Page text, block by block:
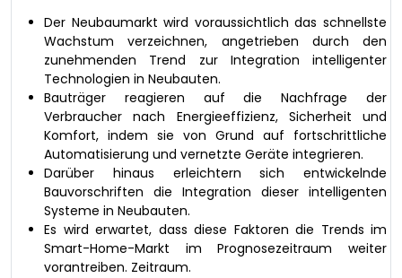
Der Neubaumarkt wird voraussichtlich das schnellste
Wachstum verzeichnen, angetrieben durch den
zunehmenden Trend zur Integration intelligenter
Technologien in Neubauten.
Bauträger reagieren auf die Nachfrage der
Verbraucher nach Energieeffizienz, Sicherheit und
Komfort, indem sie von Grund auf fortschrittliche
Automatisierung und vernetzte Geräte integrieren.
Darüber hinaus erleichtern sich entwickelnde
Bauvorschriften die Integration dieser intelligenten
Systeme in Neubauten.
Es wird erwartet, dass diese Faktoren die Trends im
Smart-Home-Markt im Prognosezeitraum weiter
vorantreiben. Zeitraum.